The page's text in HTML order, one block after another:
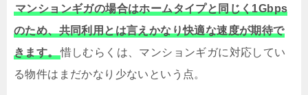
マンションギガの場合はホームタイプと同じく1Gbps
のため、共同利用とは言えかなり快適な速度が期待で
きます。
惜しむらくは、マンションギガに対応してい
る物件はまだかなり少ないという点。